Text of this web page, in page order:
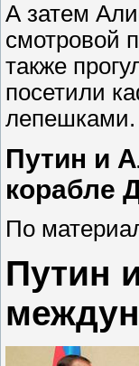
А затем
смотровой
также
посетили
лепешками.
Путин и
корабле
По
Путин